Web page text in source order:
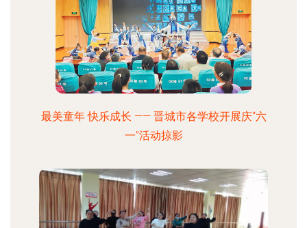
最美童年 快乐成长 —— 晋城市各学校开展庆“六
一”活动掠影